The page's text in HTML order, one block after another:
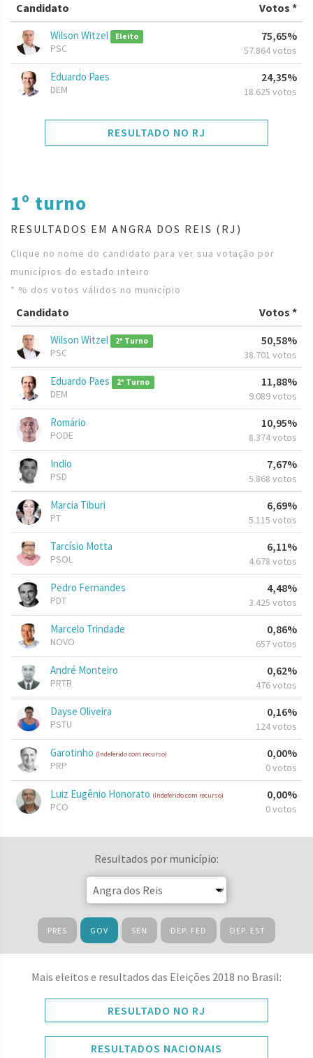
Candidato Votos *
Wilson Witzel Eleito
PSC
75,65%
57.864 votos
Eduardo Paes
DEM
24,35%
18.625 votos
RESULTADO NO RJ
1º turno
RESULTADOS EM ANGRA DOS REIS (RJ)
Clique no nome do candidato para ver sua votação por
municípios do estado inteiro
* % dos votos válidos no município
Candidato Votos *
Wilson Witzel 2º Turno
PSC
50,58%
38.701 votos
Eduardo Paes 2º Turno
DEM
11,88%
9.089 votos
Romário
PODE
10,95%
8.374 votos
Indio
PSD
7,67%
5.868 votos
Marcia Tiburi
PT
6,69%
5.115 votos
Tarcísio Motta
PSOL
6,11%
4.678 votos
Pedro Fernandes
PDT
4,48%
3.425 votos
Marcelo Trindade
NOVO
0,86%
657 votos
André Monteiro
PRTB
0,62%
476 votos
Dayse Oliveira
PSTU
0,16%
124 votos
Garotinho (Indeferido com recurso)
PRP
0,00%
0 votos
Luiz Eugênio Honorato (Indeferido com recurso)
PCO
0,00%
0 votos
Resultados por município:
PRES GOV SEN DEP. FED DEP. EST
Mais eleitos e resultados das Eleições 2018 no Brasil:
RESULTADO NO RJ
RESULTADOS NACIONAIS